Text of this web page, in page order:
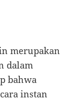
merupakan
dalam
bahwa
instan